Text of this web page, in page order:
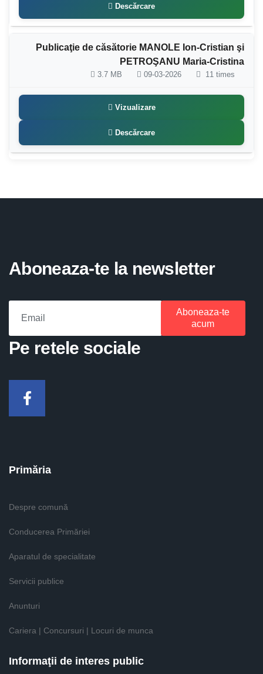
Descărcare
Publicaţie de căsătorie MANOLE Ion-Cristian şi
PETROŞANU Maria-Cristina
3.7 MB 09-03-2026 11 times
Vizualizare
Descărcare
Aboneaza-te la newsletter
Aboneaza-te
acum
Pe retele sociale
Facebook
Primăria
Despre comună
Conducerea Primăriei
Aparatul de specialitate
Servicii publice
Anunturi
Cariera | Concursuri | Locuri de munca
Informaţii de interes public